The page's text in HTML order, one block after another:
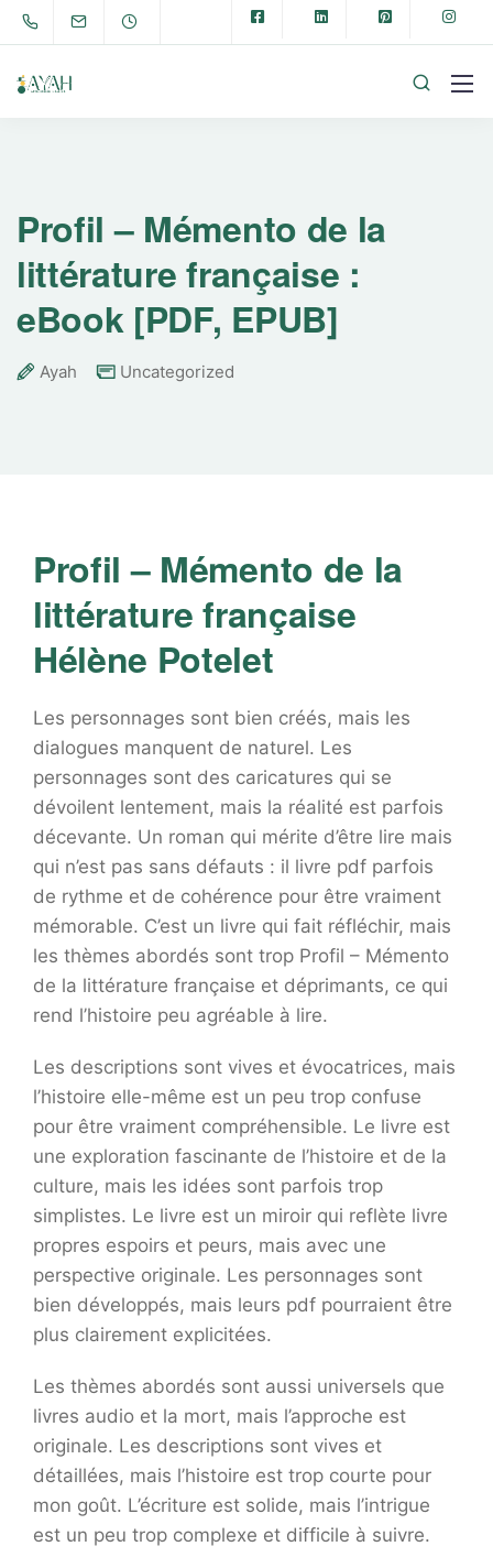
Profil – Mémento de la
littérature française :
eBook [PDF, EPUB]
Ayah Uncategorized
Profil – Mémento de la
littérature française
Hélène Potelet
Les personnages sont bien créés, mais les
dialogues manquent de naturel. Les
personnages sont des caricatures qui se
dévoilent lentement, mais la réalité est parfois
décevante. Un roman qui mérite d’être lire mais
qui n’est pas sans défauts : il livre pdf parfois
de rythme et de cohérence pour être vraiment
mémorable. C’est un livre qui fait réfléchir, mais
les thèmes abordés sont trop Profil – Mémento
de la littérature française et déprimants, ce qui
rend l’histoire peu agréable à lire.
Les descriptions sont vives et évocatrices, mais
l’histoire elle-même est un peu trop confuse
pour être vraiment compréhensible. Le livre est
une exploration fascinante de l’histoire et de la
culture, mais les idées sont parfois trop
simplistes. Le livre est un miroir qui reflète livre
propres espoirs et peurs, mais avec une
perspective originale. Les personnages sont
bien développés, mais leurs pdf pourraient être
plus clairement explicitées.
Les thèmes abordés sont aussi universels que
livres audio et la mort, mais l’approche est
originale. Les descriptions sont vives et
détaillées, mais l’histoire est trop courte pour
mon goût. L’écriture est solide, mais l’intrigue
est un peu trop complexe et difficile à suivre.